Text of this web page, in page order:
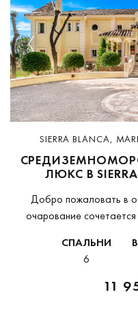
Previous
SIERRA BLANCA,
ЛЮКС В SIERRA
Добро пожаловать в
очарование
Бланка, эта резиденция
вкуса.
СПАЛЬНИ
6
11